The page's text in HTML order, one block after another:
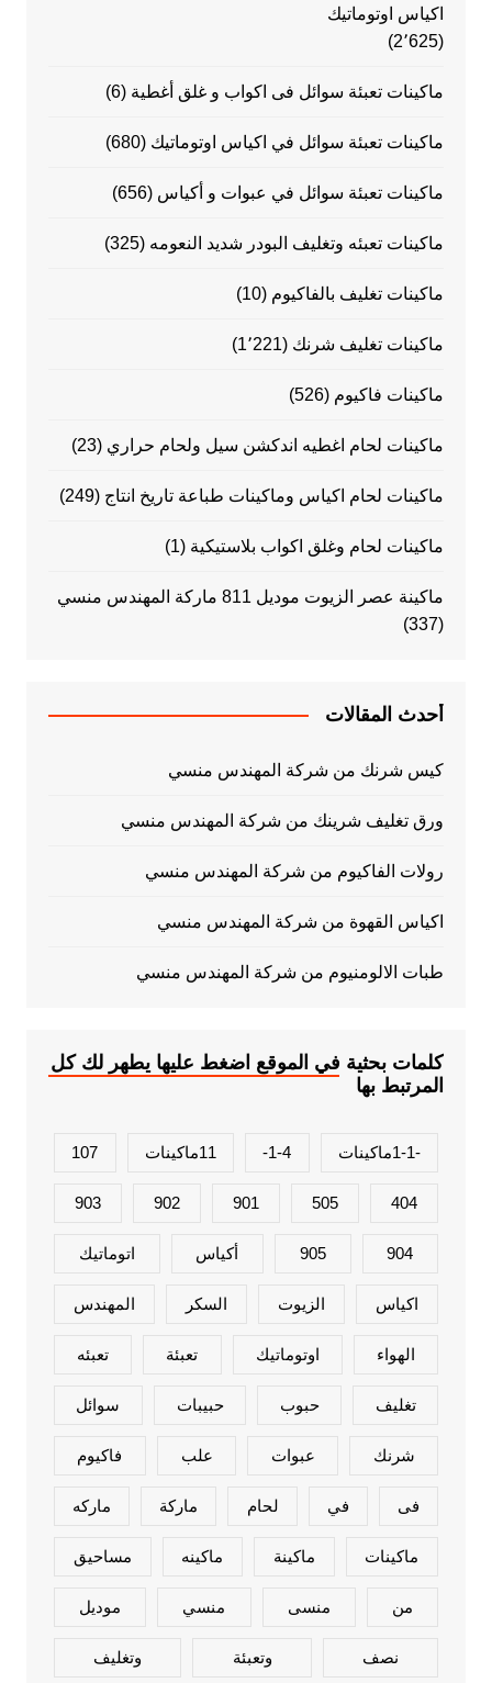
اكياس اوتوماتيك
(2٬625)
ماكينات تعبئة سوائل فى اكواب و غلق أغطية (6)
ماكينات تعبئة سوائل في اكياس اوتوماتيك (680)
ماكينات تعبئة سوائل في عبوات و أكياس (656)
ماكينات تعبئه وتغليف البودر شديد النعومه (325)
ماكينات تغليف بالفاكيوم (10)
ماكينات تغليف شرنك (1٬221)
ماكينات فاكيوم (526)
ماكينات لحام اغطيه اندكشن سيل ولحام حراري (23)
ماكينات لحام اكياس وماكينات طباعة تاريخ انتاج (249)
ماكينات لحام وغلق اكواب بلاستيكية (1)
ماكينة عصر الزيوت موديل 811 ماركة المهندس منسي
(337)
أحدث المقالات
كيس شرنك من شركة المهندس منسي
ورق تغليف شرينك من شركة المهندس منسي
رولات الفاكيوم من شركة المهندس منسي
اكياس القهوة من شركة المهندس منسي
طبات الالومنيوم من شركة المهندس منسي
كلمات بحثية في الموقع اضغط عليها يطهر لك كل
المرتبط بها
-1-1ماكينات 1-4- 11ماكينات 107
404
505
901
902
903
904
905 أكياس اتوماتيك
اكياس الزيوت السكر المهندس
الهواء اوتوماتيك تعبئة تعبئه
تغليف حبوب حبيبات سوائل
شرنك عبوات علب فاكيوم
فى في لحام ماركة ماركه
ماكينات ماكينة ماكينه مساحيق
من منسى منسي موديل
نصف وتعبئة وتغليف